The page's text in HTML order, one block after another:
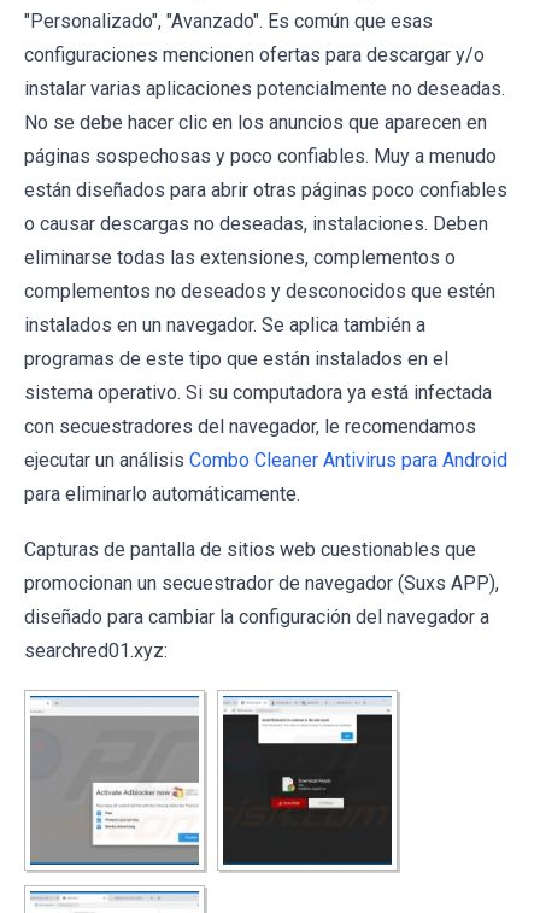
"Personalizado", "Avanzado". Es común que esas
configuraciones mencionen ofertas para descargar y/o
instalar varias aplicaciones potencialmente no deseadas.
No se debe hacer clic en los anuncios que aparecen en
páginas sospechosas y poco confiables. Muy a menudo
están diseñados para abrir otras páginas poco confiables
o causar descargas no deseadas, instalaciones. Deben
eliminarse todas las extensiones, complementos o
complementos no deseados y desconocidos que estén
instalados en un navegador. Se aplica también a
programas de este tipo que están instalados en el
sistema operativo. Si su computadora ya está infectada
con secuestradores del navegador, le recomendamos
ejecutar un análisis Combo Cleaner Antivirus para Android
para eliminarlo automáticamente.
Capturas de pantalla de sitios web cuestionables que
promocionan un secuestrador de navegador (Suxs APP),
diseñado para cambiar la configuración del navegador a
searchred01.xyz: